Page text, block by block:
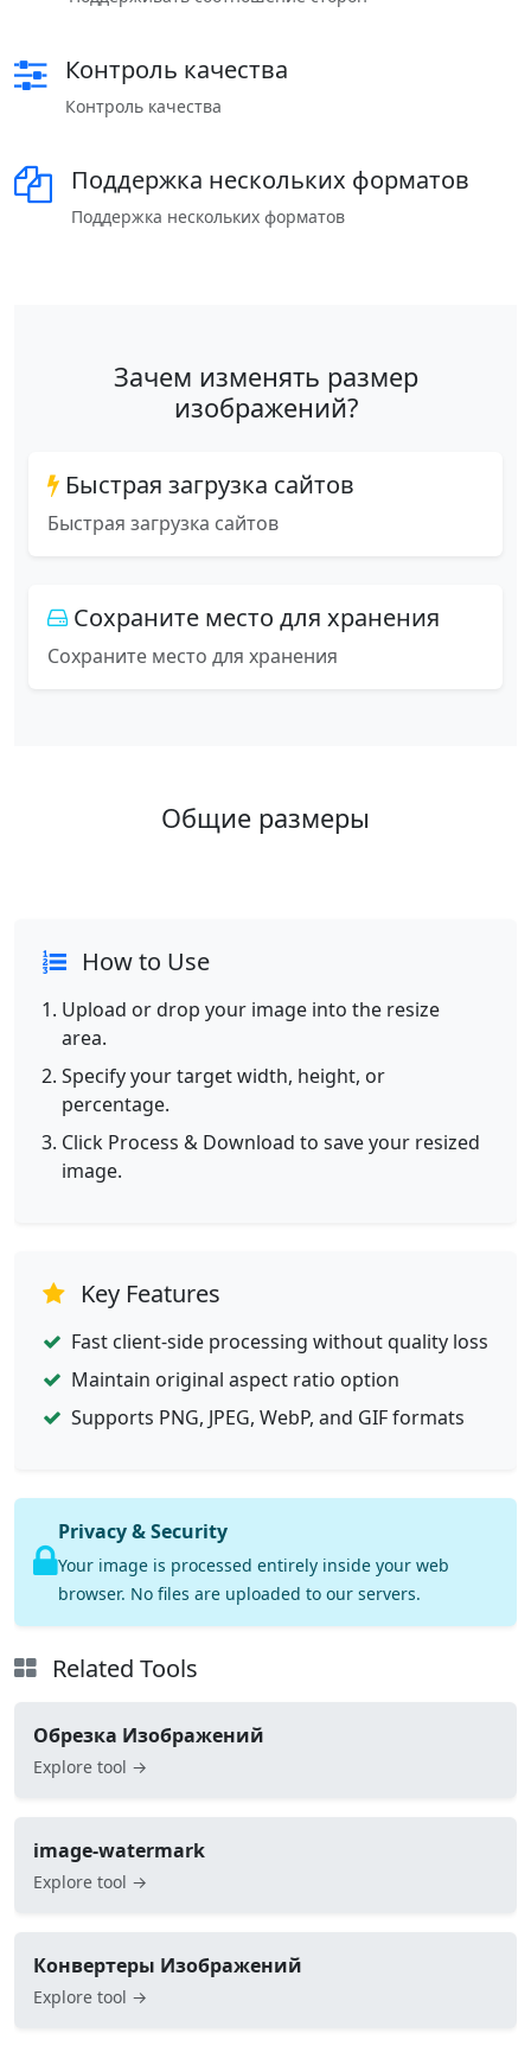
Контроль качества
Контроль качества
Поддержка нескольких форматов
Поддержка нескольких форматов
Зачем изменять размер
изображений?
Быстрая загрузка сайтов
Быстрая загрузка сайтов
Сохраните место для хранения
Сохраните место для хранения
Общие размеры
How to Use
Upload or drop your image into the resize
area.
Specify your target width, height, or
percentage.
Click Process & Download to save your resized
image.
Key Features
Fast client-side processing without quality loss
Maintain original aspect ratio option
Supports PNG, JPEG, WebP, and GIF formats
Privacy & Security
Your image is processed entirely inside your web
browser. No files are uploaded to our servers.
Related Tools
Обрезка Изображений
Explore tool →
image-watermark
Explore tool →
Конвертеры Изображений
Explore tool →